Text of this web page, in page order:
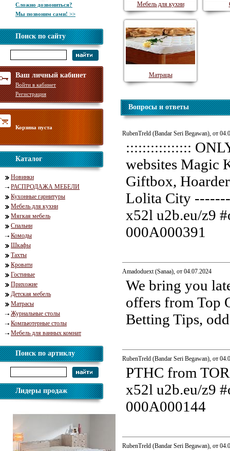
Сложно дозвониться?
Мы позвоним сами! >>
Поиск по сайту
Ваш личный кабинет
Войти в кабинет
Регистрация
Корзина пуста
Каталог
Новинки
РАСПРОДАЖА МЕБЕЛИ
Кухонные гарнитуры
Мебель для кухни
Мягкая мебель
Спальни
Комоды
Шкафы
Тахты
Кровати
Гостиные
Прихожие
Детская мебель
Матрасы
Журнальные столы
Компьютерные столы
Мебель для ванных комнат
Поиск по артиклу
Лидеры продаж
Мебель для кухни
Матрацы
Вопросы и ответы
RubenTreld (Bandar Seri Begawan), от
::::::::::::::::
websites Magic
Giftbox,
Lolita City
x52l u2b.eu/z9
000A000391
Amadoduext (Sanaa), от 04.07.2024
We bring you
offers from Top
Betting Tips,
RubenTreld (Bandar Seri Begawan), от
РТНС from TOR
x52l u2b.eu/z9
000A000144
RubenTreld (Bandar Seri Begawan), от